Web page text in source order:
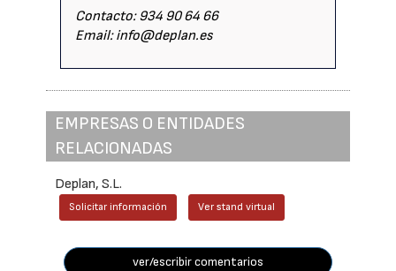
Contacto: 934 90 64 66
Email: info@deplan.es
EMPRESAS O ENTIDADES
RELACIONADAS
Deplan, S.L.
Solicitar información Ver stand virtual
ver/escribir comentarios